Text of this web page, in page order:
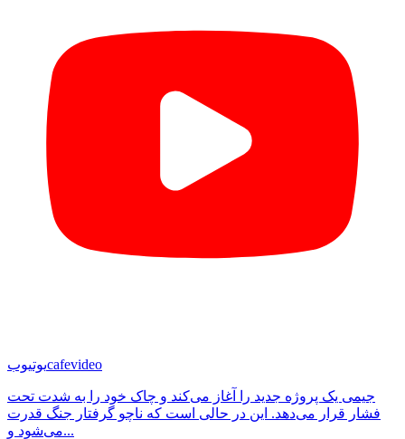
یوتیوبcafevideo
جیمی یک پروژه جدید را آغاز می‌کند و چاک خود را به شدت تحت
فشار قرار می‌دهد. این در حالی است که ناچو گرفتار جنگ قدرت
می‌شود و...